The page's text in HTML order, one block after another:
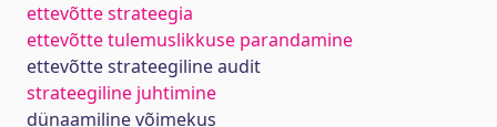
ettevõtte strateegia
ettevõtte tulemuslikkuse parandamine
ettevõtte strateegiline audit
strateegiline juhtimine
dünaamiline võimekus